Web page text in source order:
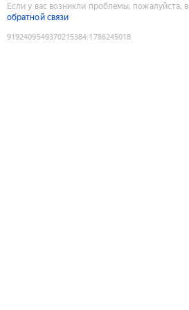
Если у вас возникли проблемы, пожалуйста,
обратной связи
9192409549370215384:1786245018